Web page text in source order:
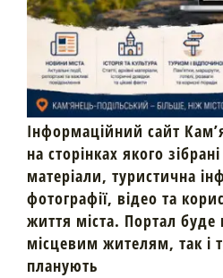
Інформаційний сайт
на сторінках якого
матеріали, туристична
фотографії, відео та
життя міста. Портал буде
місцевим жителям, так і
планують